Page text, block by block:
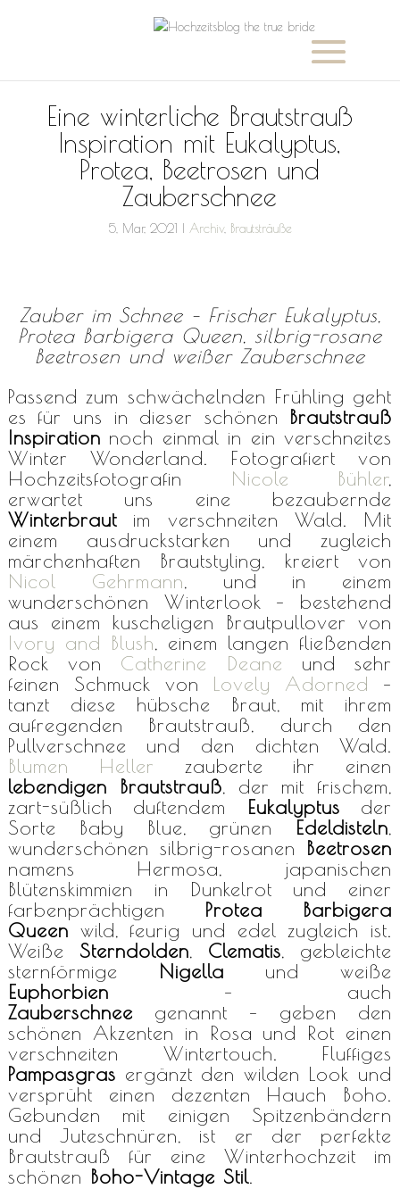
Eine winterliche Brautstrauß
Inspiration mit Eukalyptus,
Protea, Beetrosen und
Zauberschnee
5, Mar, 2021 Archiv, Brautsträuße
Zauber im Schnee – Frischer Eukalyptus,
Protea Barbigera Queen, silbrig-rosane
Beetrosen und weißer Zauberschnee
Passend zum schwächelnden Frühling geht
es für uns in dieser schönen Brautstrauß
Inspiration noch einmal in ein verschneites
Winter Wonderland. Fotografiert von
Hochzeitsfotografin Nicole Bühler,
erwartet uns eine bezaubernde
Winterbrautim verschneiten Wald. Mit
einem ausdruckstarken und zugleich
märchenhaften Brautstyling, kreiert von
Nicol Gehrmann, und in einem
wunderschönen Winterlook – bestehend
aus einem kuscheligen Brautpullover von
Ivory and Blush, einem langen fließenden
Rock von Catherine Deane und sehr
feinen Schmuck von Lovely Adorned –
tanzt diese hübsche Braut, mit ihrem
aufregenden Brautstrauß, durch den
Pullverschnee und den dichten Wald.
Blumen Heller zauberte ihr einen
lebendigen Brautstrauß, der mit frischem,
zart-süßlich duftendem Eukalyptus der
Sorte Baby Blue, grünen Edeldisteln,
wunderschönen silbrig-rosanen Beetrosen
namens Hermosa, japanischen
Blütenskimmien in Dunkelrot und einer
farbenprächtigen Protea Barbigera
Queen wild, feurig und edel zugleich ist.
Weiße Sterndolden, Clematis, gebleichte
sternförmige Nigella und weiße
Euphorbien – auch
Zauberschnee genannt – geben den
schönen Akzenten in Rosa und Rot einen
verschneiten Wintertouch. Fluffiges
Pampasgras ergänzt den wilden Look und
versprüht einen dezenten Hauch Boho.
Gebunden mit einigen Spitzenbändern
und Juteschnüren, ist er der perfekte
Brautstrauß für eine Winterhochzeit im
schönen Boho-Vintage Stil.